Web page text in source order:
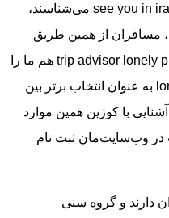
کوژین را از طریق گروه فیسبوکی see you in iran می‌شناسند،
مسافران از همین طریق
می‌آمدند. بعد کم‌کم سایت‌های trip advisor lonely planet هم ما را
معرفی کردند. در سایت lonely planet به عنوان انتخاب برتر بین
با کوژین همین موارد
در وب‌سایت‌مان ثبت نام
دارند و گروه سنی